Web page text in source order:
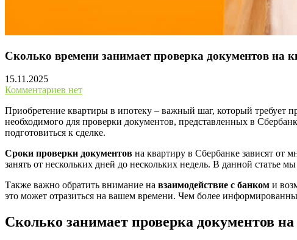
Сколько времени занимает проверка документов на
15.11.2025
Комментариев нет
Приобретение квартиры в ипотеку – важный шаг, который требует
необходимого для проверки документов, представленных в
подготовиться к сделке.
Сроки проверки документов на квартиру в Сбербанке зависят от
занять от нескольких дней до нескольких недель. В данной
Также важно обратить внимание на взаимодействие с банком и
это может отразиться на вашем времени. Чем более
Сколько занимает проверка документов